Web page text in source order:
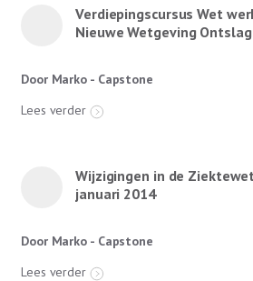
Verdiepingscursus Wet
Nieuwe Wetgeving
Door Marko - Capstone
Lees verder
Wijzigingen in de
januari 2014
Door Marko - Capstone
Lees verder